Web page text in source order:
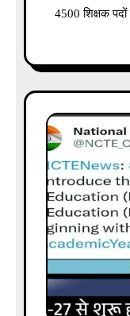
4500 शिक्षक